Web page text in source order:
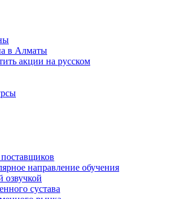
в Алматы
акции на русском
направление обучения
сустава